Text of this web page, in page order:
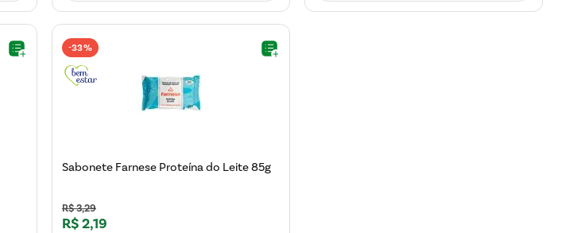
-33%
Sabonete Farnese Proteína do Leite 85g
R$3,29
R$2,19